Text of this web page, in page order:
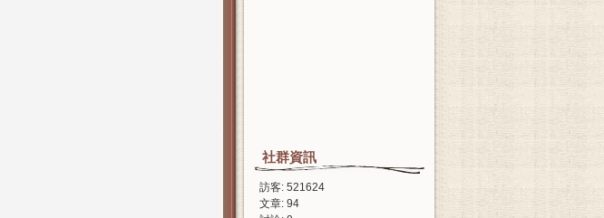
社群資訊
訪客: 521624
文章: 94